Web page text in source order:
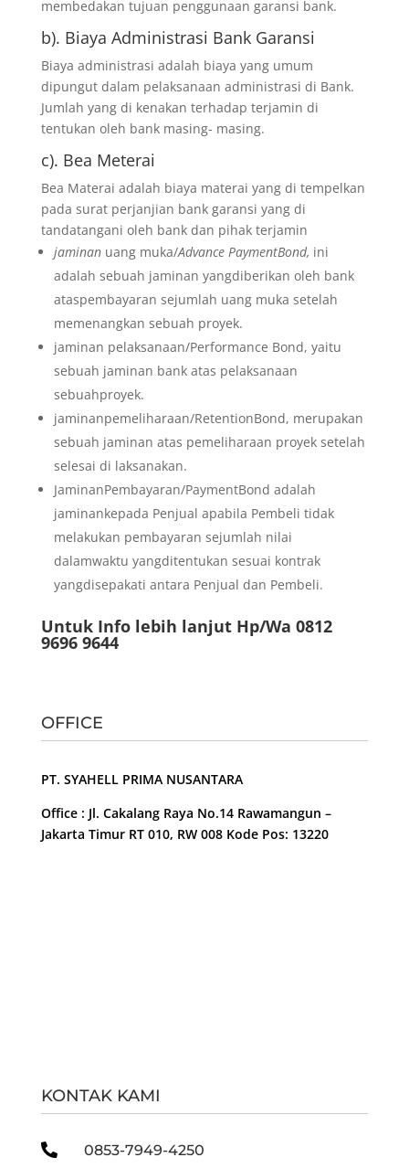
membedakan tujuan penggunaan garansi bank.
b). Biaya Administrasi Bank Garansi
Biaya administrasi adalah biaya yang umum
dipungut dalam pelaksanaan administrasi di Bank.
Jumlah yang di kenakan terhadap terjamin di
tentukan oleh bank masing- masing.
c). Bea Meterai
Bea Materai adalah biaya materai yang di tempelkan
pada surat perjanjian bank garansi yang di
tandatangani oleh bank dan pihak terjamin
jaminan uang muka/Advance PaymentBond, ini
adalah sebuah jaminan yangdiberikan oleh bank
ataspembayaran sejumlah uang muka setelah
memenangkan sebuah proyek.
jaminan pelaksanaan/Performance Bond, yaitu
sebuah jaminan bank atas pelaksanaan
sebuahproyek.
jaminanpemeliharaan/RetentionBond, merupakan
sebuah jaminan atas pemeliharaan proyek setelah
selesai di laksanakan.
JaminanPembayaran/PaymentBond adalah
jaminankepada Penjual apabila Pembeli tidak
melakukan pembayaran sejumlah nilai
dalamwaktu yangditentukan sesuai kontrak
yangdisepakati antara Penjual dan Pembeli.
Untuk Info lebih lanjut Hp/Wa 0812
9696 9644
OFFICE
PT. SYAHELL PRIMA NUSANTARA
Office : Jl. Cakalang Raya No.14 Rawamangun –
Jakarta Timur RT 010, RW 008 Kode Pos: 13220
KONTAK KAMI
 0853-7949-4250